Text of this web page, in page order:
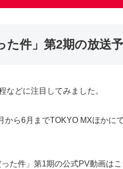
件」第2期の放送
どに注目してみました。
ら6月までTOKYO MXほかに
た件」第1期の公式PV動画はこ